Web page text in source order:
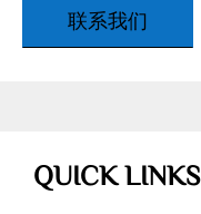
联系我们
QUICK LINKS